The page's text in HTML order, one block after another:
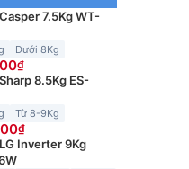
7.5Kg WT-
Dưới 8Kg
8.5Kg ES-
Từ 8-9Kg
Inverter 9Kg